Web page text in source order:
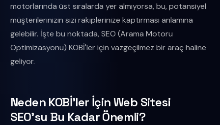
motorlarında üst sıralarda yer almıyorsa, bu, potansiyel
müşterilerinizin sizi rakiplerinize kaptırması anlamına
gelebilir. İşte bu noktada, SEO (Arama Motoru
Optimizasyonu) KOBİ'ler için vazgeçilmez bir araç haline
geliyor.
Neden KOBİ'ler İçin Web Sitesi
SEO'su Bu Kadar Önemli?